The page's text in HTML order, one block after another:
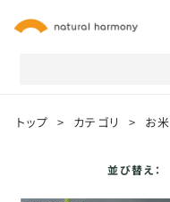
トップ > カテゴリ > お米
並び替え：